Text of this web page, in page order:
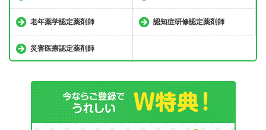
老年薬学認定薬剤師 認知症研修認定薬剤師
災害医療認定薬剤師